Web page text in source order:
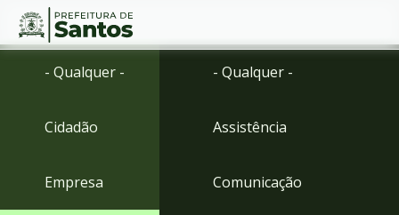
Ir
menu
Conteúdo
- Qualquer -
Cidadão
Empresa
- Qualquer -
Assistência
Comunicação